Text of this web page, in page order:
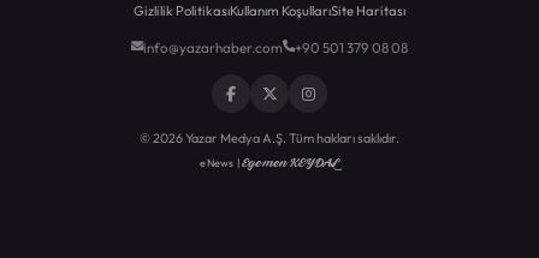
Gizlilik PolitikasıKullanım KoşullarıSite Haritası
info@yazarhaber.com +90 501 379 08 08
© 2026 Yazar Medya A.Ş. Tüm hakları saklıdır.
eNews |Egemen KEYDAL